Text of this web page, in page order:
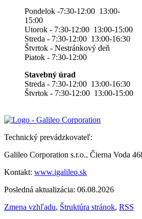
Pondelok -7:30-12:00 13:00-
15:00
Utorok - 7:30-12:00 13:00-15:00
Streda - 7:30-12:00 13:00-16:30
Štvrtok - Nestránkový deň
Piatok - 7:30-12:00
Stavebný úrad
Streda - 7:30-12:00 13:00-16:30
Štvrtok - 7:30-12:00 13:00-15:00
Technický prevádzkovateľ:
Galileo Corporation s.r.o., Čierna Voda
Kontakt: www.igalileo.sk
Posledná aktualizácia: 06.08.2026
Zmena vzhľadu, Štruktúra stránok, RSS